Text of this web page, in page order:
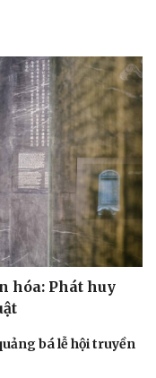
hóa: Phát huy
bá lễ hội truyền